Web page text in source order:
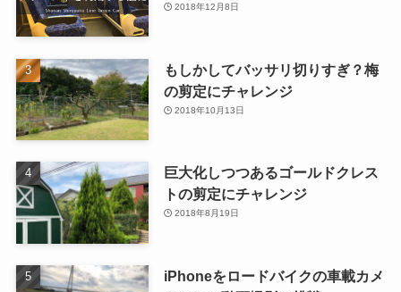
2018年12月8日
もしかしてバッサリ切りすぎ？梅
の剪定にチャレンジ
2018年10月13日
巨大化しつつあるゴールドクレス
トの剪定にチャレンジ
2018年8月19日
iPhoneをロードバイクの車載カメ